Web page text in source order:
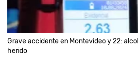
Grave accidente en Montevideo y 22:
herido